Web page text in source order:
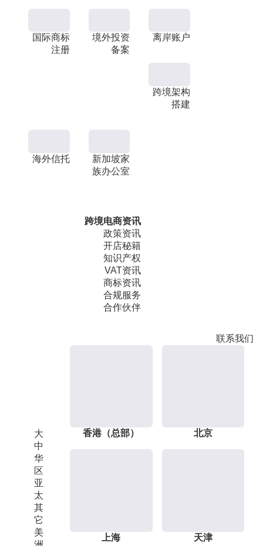
国际商标
注册
境外投资
备案
离岸账户
跨境架构
搭建
海外信托
新加坡家
族办公室
跨境电商资讯
政策资讯
开店秘籍
知识产权
VAT资讯
商标资讯
合规服务
合作伙伴
联系我们
大
中
华
区
亚
太
其
它
美
香港（总部） 北京
上海 天津